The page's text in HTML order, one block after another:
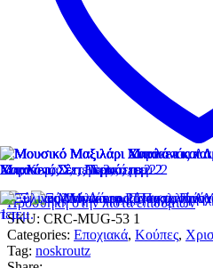
Προσθήκη στην λίστα επιθυμιών
SKU: CRC-MUG-53 1
Categories: Εποχιακά, Κούπες,
Tag: noskroutz